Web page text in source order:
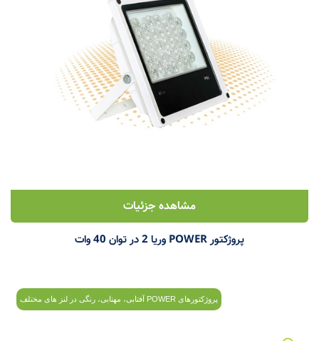
مشاهده جزئیات
پروژکتور POWER وریا 2 در توان 40 وات
پروژکتورهای POWER آفتابی، مهتابی، رنگی در لنز های مختلف